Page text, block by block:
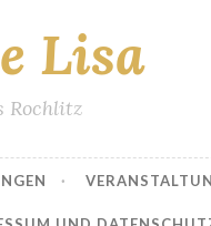
Lisa
Rochlitz